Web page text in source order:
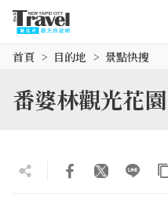
首頁 目的地 景點快搜
番婆林觀光花園